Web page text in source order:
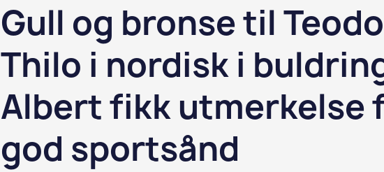
Gull og bronse til
Thilo i nordisk i
Albert fikk utmerkelse
god sportsånd